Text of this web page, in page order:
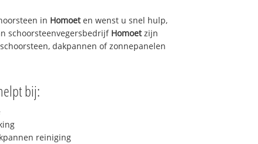
in Homoeten wenst u snel hulp,
schoorsteenvegersbedrijf Homoetzijn
dakpannen of zonnepanelen
bij:
reiniging